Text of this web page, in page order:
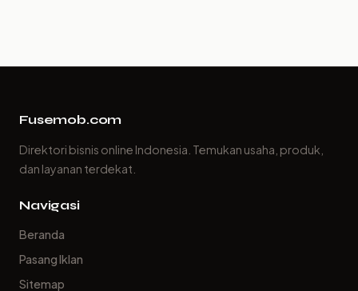
Fusemob.com
Direktori bisnis online Indonesia. Temukan usaha, produk,
dan layanan terdekat.
Navigasi
Beranda
Pasang Iklan
Sitemap